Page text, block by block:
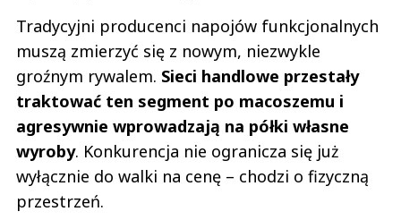
Tradycyjni producenci napojów funkcjonalnych
muszą zmierzyć się z nowym, niezwykle
groźnym rywalem. Sieci handlowe przestały
traktować ten segment po macoszemu i
agresywnie wprowadzają na półki własne
wyroby. Konkurencja nie ogranicza się już
wyłącznie do walki na cenę – chodzi o fizyczną
przestrzeń.